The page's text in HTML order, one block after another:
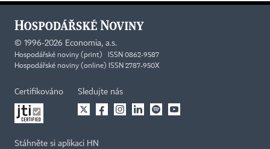
© 1996-2026 Economia, a.s.
Hospodářské noviny (print) ISSN 0862-9587
Hospodářské noviny (online) ISSN 2787-950X
Certifikováno Sledujte nás
Stáhněte si aplikaci HN